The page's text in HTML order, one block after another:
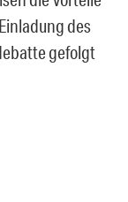
des
gefolgt